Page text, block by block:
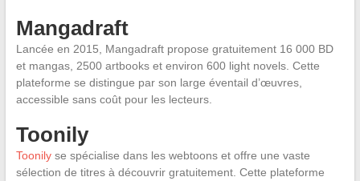
Mangadraft
Lancée en 2015, Mangadraft propose gratuitement 16 000 BD
et mangas, 2500 artbooks et environ 600 light novels. Cette
plateforme se distingue par son large éventail d’œuvres,
accessible sans coût pour les lecteurs.
Toonily
Toonilyse spécialise dans les webtoons et offre une vaste
sélection de titres à découvrir gratuitement. Cette plateforme